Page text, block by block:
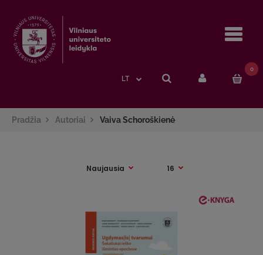
LT
0
Pradžia Autoriai Vaiva Schoroškienė